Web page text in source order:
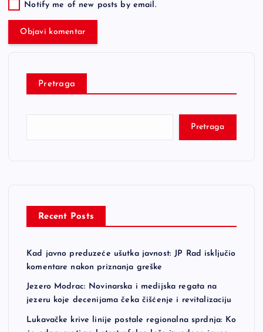
Notify me of new posts by email.
Pretraga
Pretraga
Recent Posts
Kad javno preduzeće ušutka javnost: JP Rad isključio
komentare nakon priznanja greške
Jezero Modrac: Novinarska i medijska regata na
jezeru koje decenijama čeka čišćenje i revitalizaciju
Lukavačke krive linije postale regionalna sprdnja: Ko